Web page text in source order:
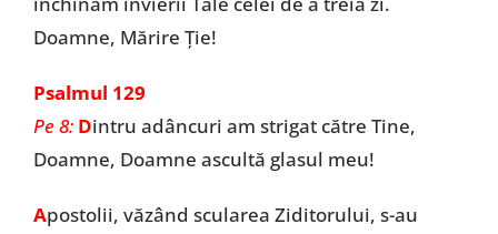
Doamne, Mărire Ție!
Psalmul 129
Pe 8: Dintru adâncuri am strigat către Tine,
Doamne, Doamne ascultă glasul meu!
Apostolii, văzând scularea Ziditorului, s-au